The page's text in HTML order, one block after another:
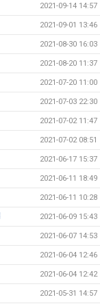
2021-09-14 14:57
2021-09-01 13:46
2021-08-30 16:03
2021-08-20 11:37
2021-07-20 11:00
2021-07-03 22:30
2021-07-02 11:47
2021-07-02 08:51
2021-06-17 15:37
2021-06-11 18:49
2021-06-11 10:28
2021-06-09 15:43
2021-06-07 14:53
2021-06-04 12:46
2021-06-04 12:42
2021-05-31 14:57